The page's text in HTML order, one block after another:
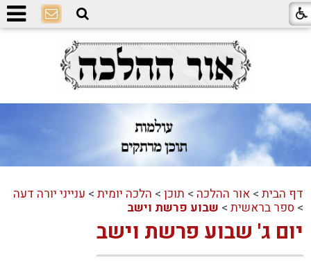
דף הבית >אור ההלכה > תוכן > הלכה יומית > ענייני יורה דעה
> ספר בראשית > שבוע פרשת וישב
יום ג' שבוע פרשת וישב